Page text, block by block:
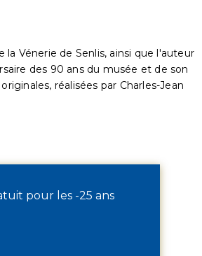
la Vénerie de Senlis, ainsi que l'auteur
des 90 ans du musée et de son
réalisées par Charles-Jean
pour les -25 ans